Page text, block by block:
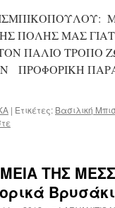
ΠΟΛΗΣ ΜΑΣ
ΠΑΛΙΟ
ΠΡΟΦΟΡΙΚΗ
| Ετικέτες: Βασιλική
ΤΗΣ